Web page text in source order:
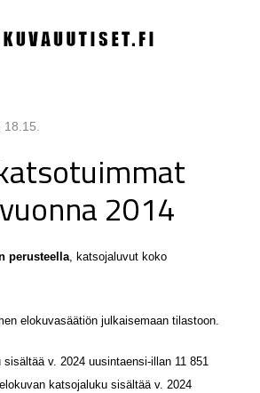
18.15
2014
perusteella, katsojaluvut koko
elokuvasäätiön julkaisemaan tilastoon.
sisältää v. 2024 uusintaensi-illan 11 851
katsojaluku sisältää v. 2024